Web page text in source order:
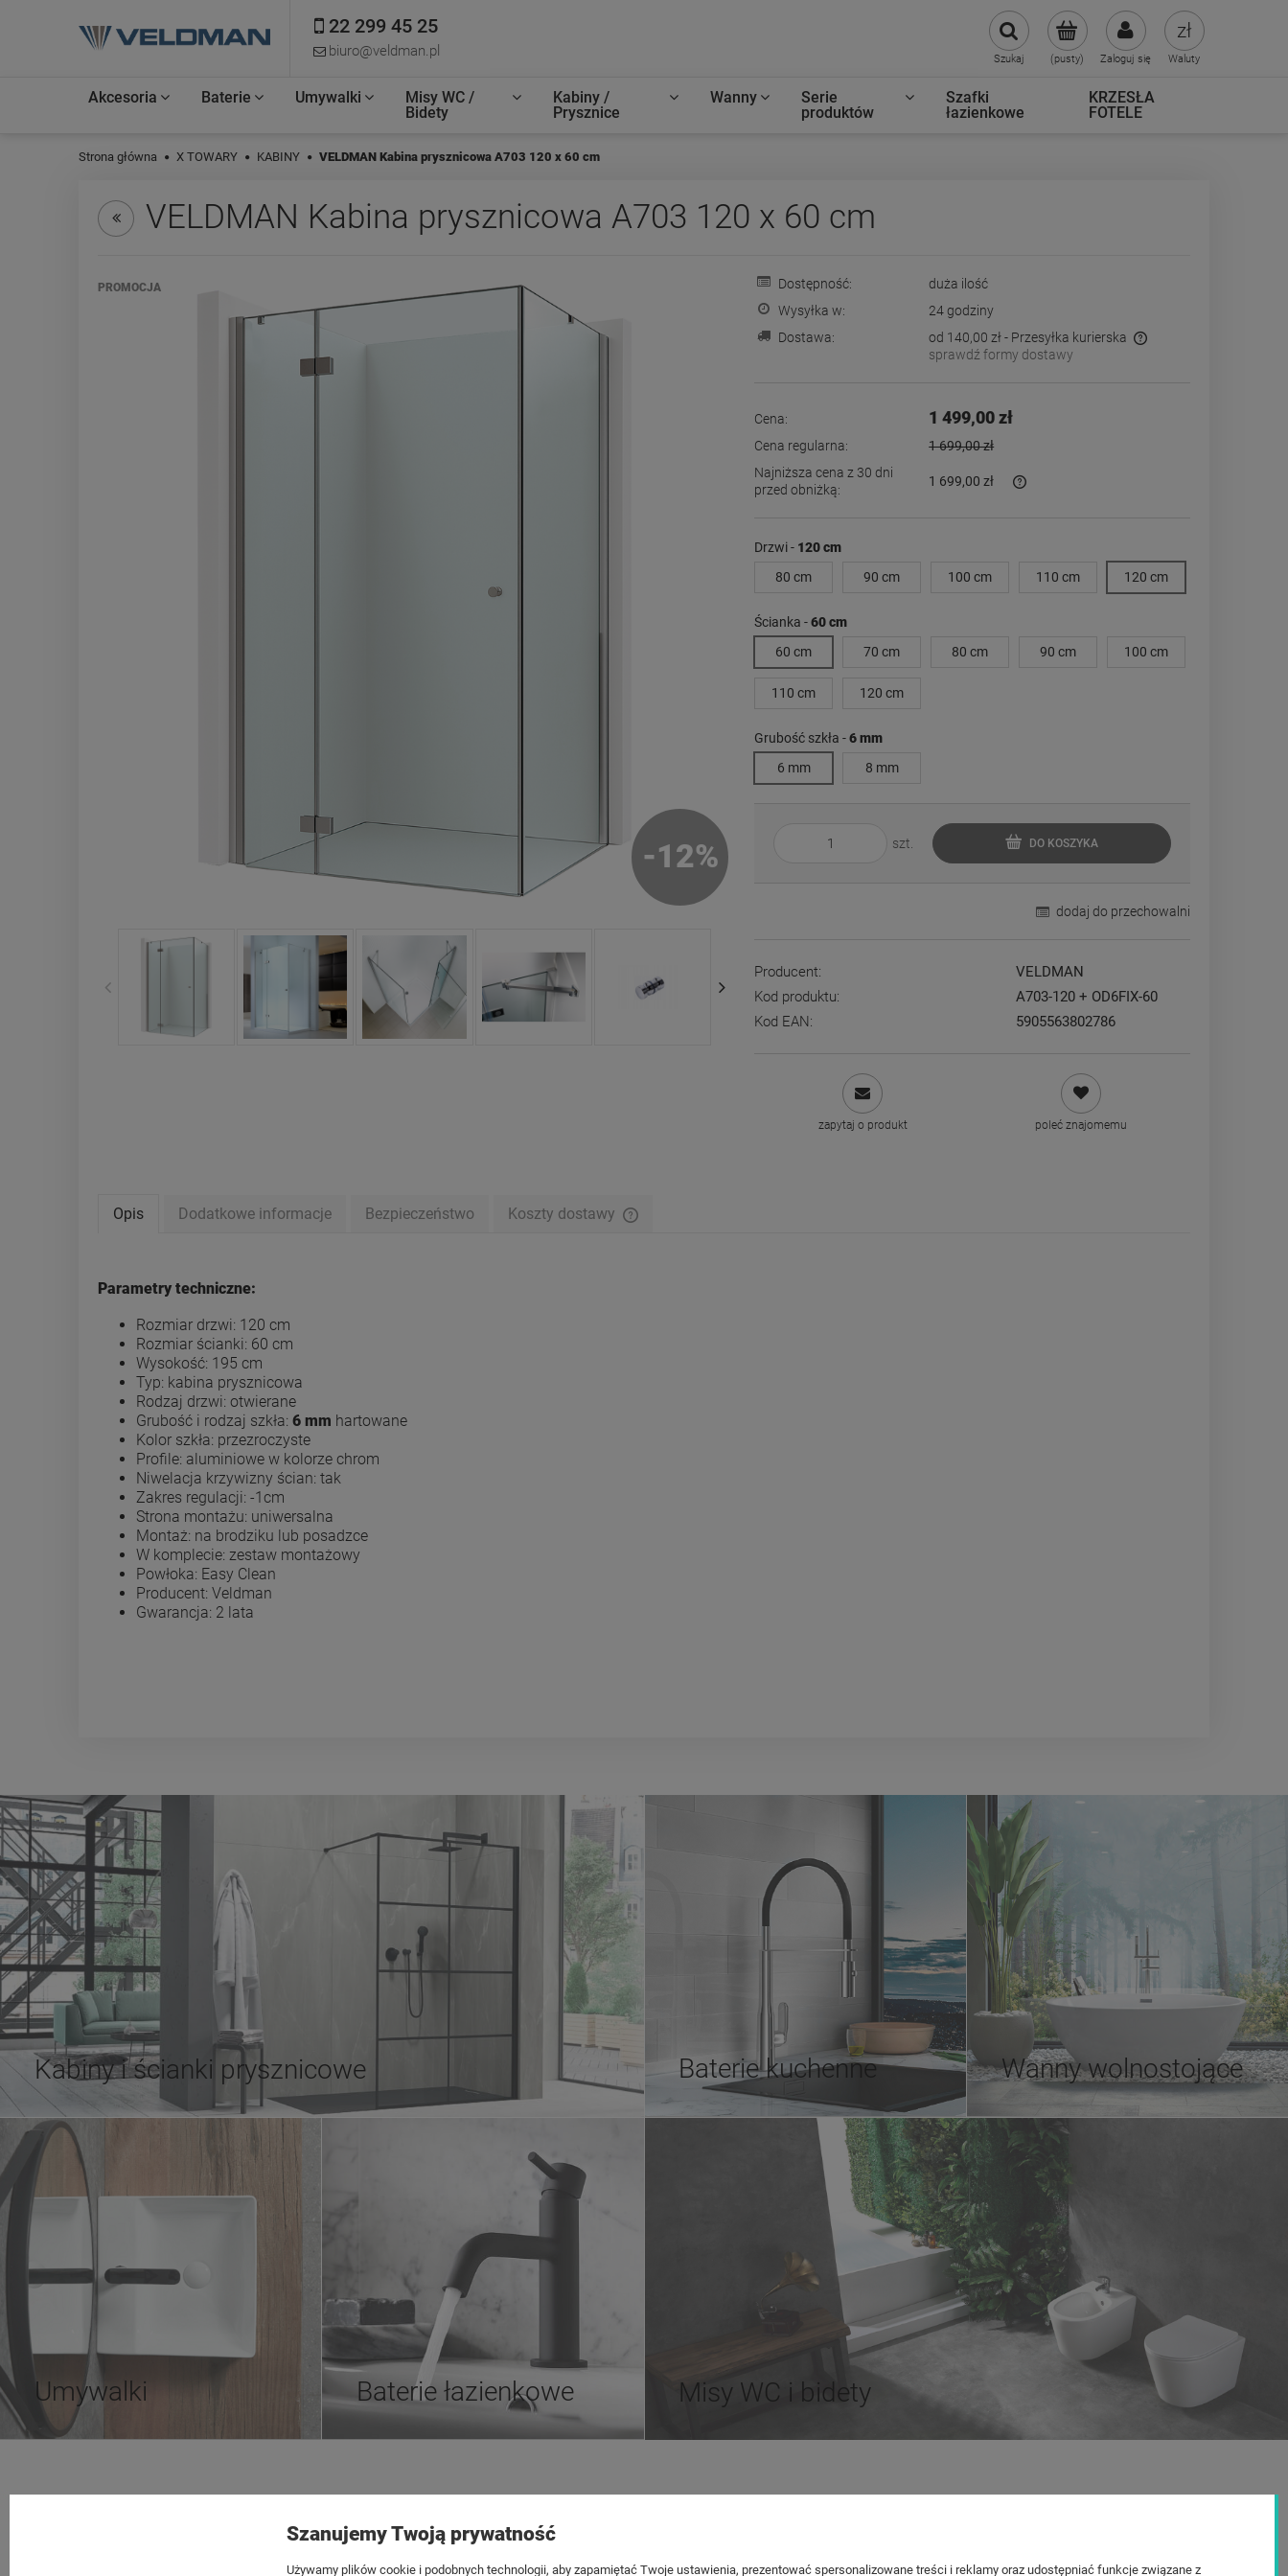
22 299 45 25
biuro@veldman.pl (pusty) Zaloguj się
Szukaj Waluty
Akcesoria Baterie Umywalki
Misy WC /
Bidety
Kabiny /
Prysznice
Wanny
Serie
produktów
Szafki
łazienkowe
KRZESŁA
FOTELE
Strona główna X TOWARY KABINY VELDMAN Kabina prysznicowa A703 120 x 60 cm
VELDMAN Kabina prysznicowa A703 120 x 60 cm
PROMOCJA
-12%
Dostępność:
duża ilość
Wysyłka w:
24 godziny
Dostawa:
od 140,00 zł - Przesyłka kurierska
sprawdź formy dostawy
Cena: 1 499,00 zł
Cena regularna:
1 699,00 zł
Najniższa cena z 30 dni
przed obniżką:
1 699,00 zł
dni, wyświetlana jest najniższa cena od
sprzedaży.
Drzwi - 120 cm
80 cm
90 cm 100 cm 110 cm 120 cm
Ścianka -60 cm
60 cm
70 cm 80 cm 90 cm 100 cm
110 cm 120 cm
Grubość szkła -6 mm
6 mm
8 mm
szt. DO KOSZYKA
dodaj do przechowalni
Producent:
VELDMAN
Kod produktu:
A703-120 + OD6FIX-60
Kod EAN:
5905563802786
zapytaj o produkt poleć znajomemu
Opis Dodatkowe informacje Bezpieczeństwo Koszty dostawy
Parametry techniczne:
Rozmiar drzwi: 120 cm
Rozmiar ścianki: 60 cm
Wysokość: 195 cm
Typ: kabina prysznicowa
Rodzaj drzwi: otwierane
Grubość i rodzaj szkła: 6 mm hartowane
Kolor szkła: przezroczyste
Profile: aluminiowe w kolorze chrom
Niwelacja krzywizny ścian: tak
Zakres regulacji: -1cm
Strona montażu: uniwersalna
Montaż: na brodziku lub posadzce
W komplecie: zestaw montażowy
Powłoka: Easy Clean
Producent: Veldman
Gwarancja: 2 lata
Kabiny i ścianki prysznicowe Baterie kuchenne Wanny wolnostojące
Misy WC i bidety
Umywalki Baterie łazienkowe
Twoje zamówienia
Ustawienia konta
Rezerwacja produktu
Bezpieczeństwo produktu
Kontakt i dane firmy
Szanujemy Twoją prywatność
Używamy plików cookie i podobnych technologii, aby zapamiętać Twoje ustawienia, prezentować spersonalizowane treści i reklamy oraz udostępniać funkcje związane z